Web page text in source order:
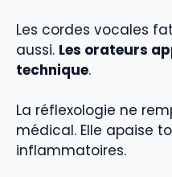
Les cordes vocales
aussi. Les orateurs
technique.
La réflexologie ne
médical. Elle apaise
inflammatoires.